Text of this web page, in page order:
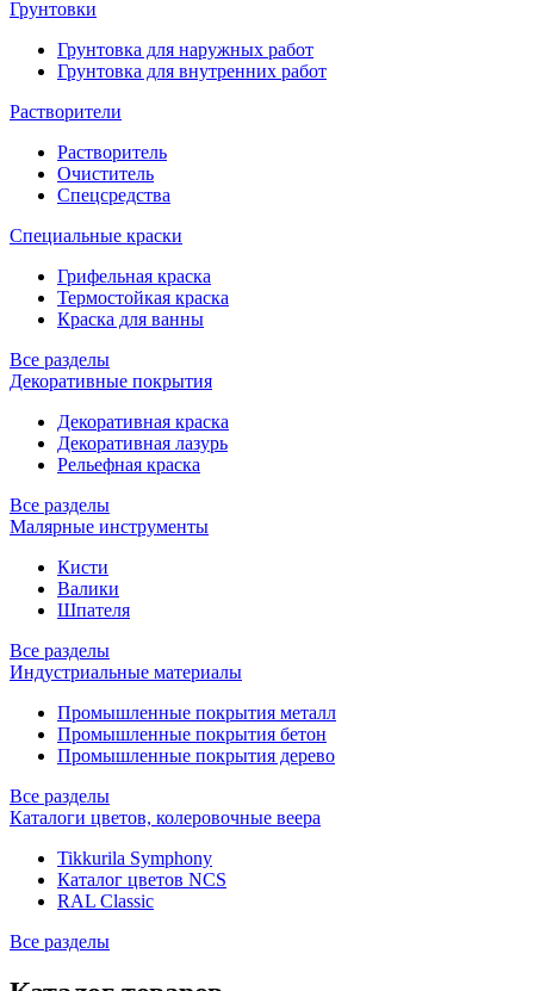
Грунтовки
Грунтовка для наружных работ
Грунтовка для внутренних работ
Растворители
Растворитель
Очиститель
Спецсредства
Специальные краски
Грифельная краска
Термостойкая краска
Краска для ванны
Все разделы
Декоративные покрытия
Декоративная краска
Декоративная лазурь
Рельефная краска
Все разделы
Малярные инструменты
Кисти
Валики
Шпателя
Все разделы
Индустриальные материалы
Промышленные покрытия металл
Промышленные покрытия бетон
Промышленные покрытия дерево
Все разделы
Каталоги цветов, колеровочные веера
Tikkurila Symphony
Каталог цветов NCS
RAL Classic
Все разделы